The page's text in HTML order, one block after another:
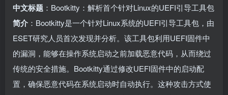
中文标题 ：Bootkitty：解析首个针对Linux的UEFI引导工具包
简介 ：Bootkitty是一个针对Linux系统的UEFI引导工具包，由
ESET研究人员首次发现并分析。该工具包利用UEFI固件中
的漏洞，能够在操作系统启动之前加载恶意代码，从而绕过
传统的安全措施。Bootkitty通过修改UEFI固件中的启动配
置，确保恶意代码在系统启动时自动执行。这种攻击方式使